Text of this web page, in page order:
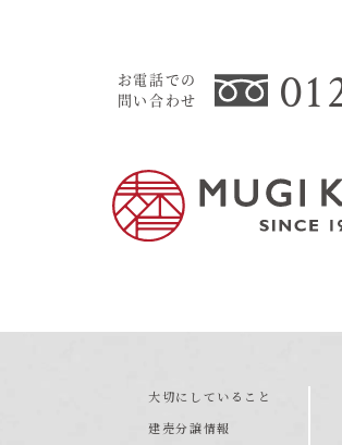
お電話での
問い合わせ
大切にしていること
建売分譲情報